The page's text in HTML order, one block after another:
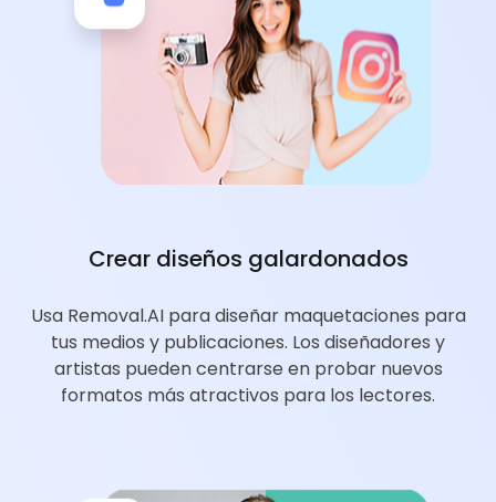
Crear diseños galardonados
Usa Removal.AI para diseñar maquetaciones para
tus medios y publicaciones. Los diseñadores y
artistas pueden centrarse en probar nuevos
formatos más atractivos para los lectores.